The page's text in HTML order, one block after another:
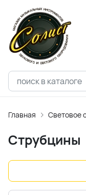
Главная Световое
Струбцины